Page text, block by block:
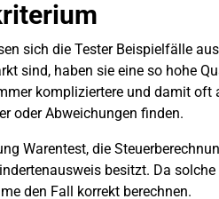
sich die Tester Beispielfälle
sind, haben sie eine so hohe
kompliziertere und damit oft
oder Abweichungen finden.
Warentest, die
besitzt. Da
den Fall korrekt berechnen.